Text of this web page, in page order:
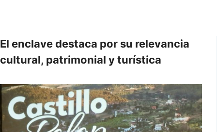
El enclave destaca por su relevancia
cultural, patrimonial y turística